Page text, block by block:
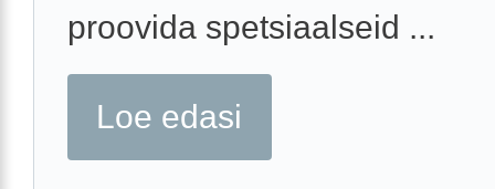
proovida spetsiaalseid ...
Loe edasi